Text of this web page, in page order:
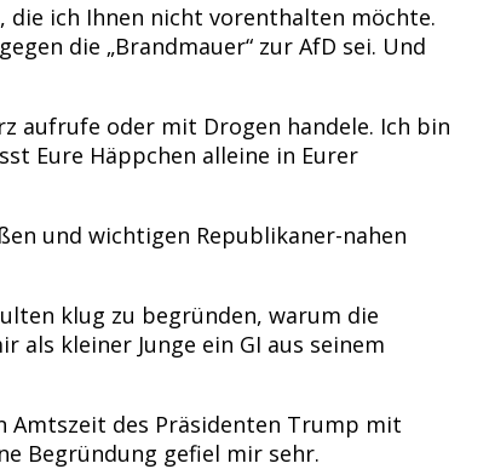
die ich Ihnen nicht vorenthalten möchte.
die „Brandmauer“ zur AfD sei. Und
aufrufe oder mit Drogen handele. Ich bin
Eure Häppchen alleine in Eurer
und wichtigen Republikaner-nahen
klug zu begründen, warum die
kleiner Junge ein GI aus seinem
Amtszeit des Präsidenten Trump mit
Begründung gefiel mir sehr.